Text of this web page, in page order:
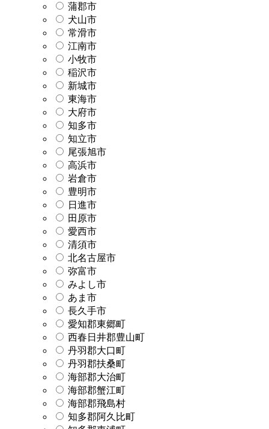
蒲郡市
犬山市
常滑市
江南市
小牧市
稲沢市
新城市
東海市
大府市
知多市
知立市
尾張旭市
高浜市
岩倉市
豊明市
日進市
田原市
愛西市
清須市
北名古屋市
弥富市
みよし市
あま市
長久手市
愛知郡東郷町
西春日井郡豊山町
丹羽郡大口町
丹羽郡扶桑町
海部郡大治町
海部郡蟹江町
海部郡飛島村
知多郡阿久比町